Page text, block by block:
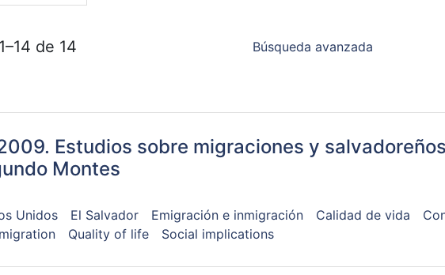
1–14 de 14 Búsqueda avanzada
Estudios sobre migraciones y
Montes
Unidos El Salvador Emigración e inmigración Calidad de vida
Quality of life Social implications